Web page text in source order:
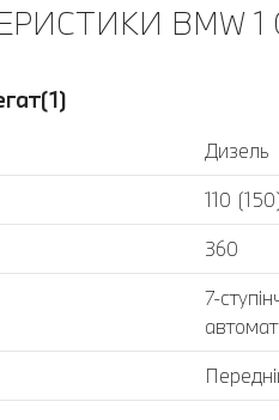
BMW 1
Дизель
110 (150)
360
7-
автомат